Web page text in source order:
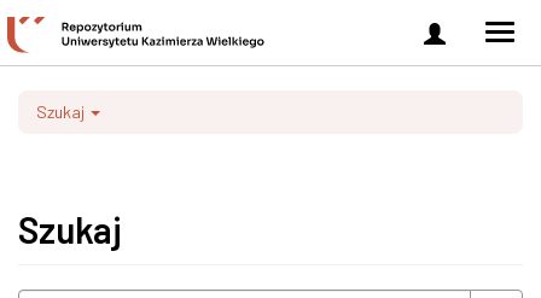
Zaloguj
się
Szukaj
Szukaj